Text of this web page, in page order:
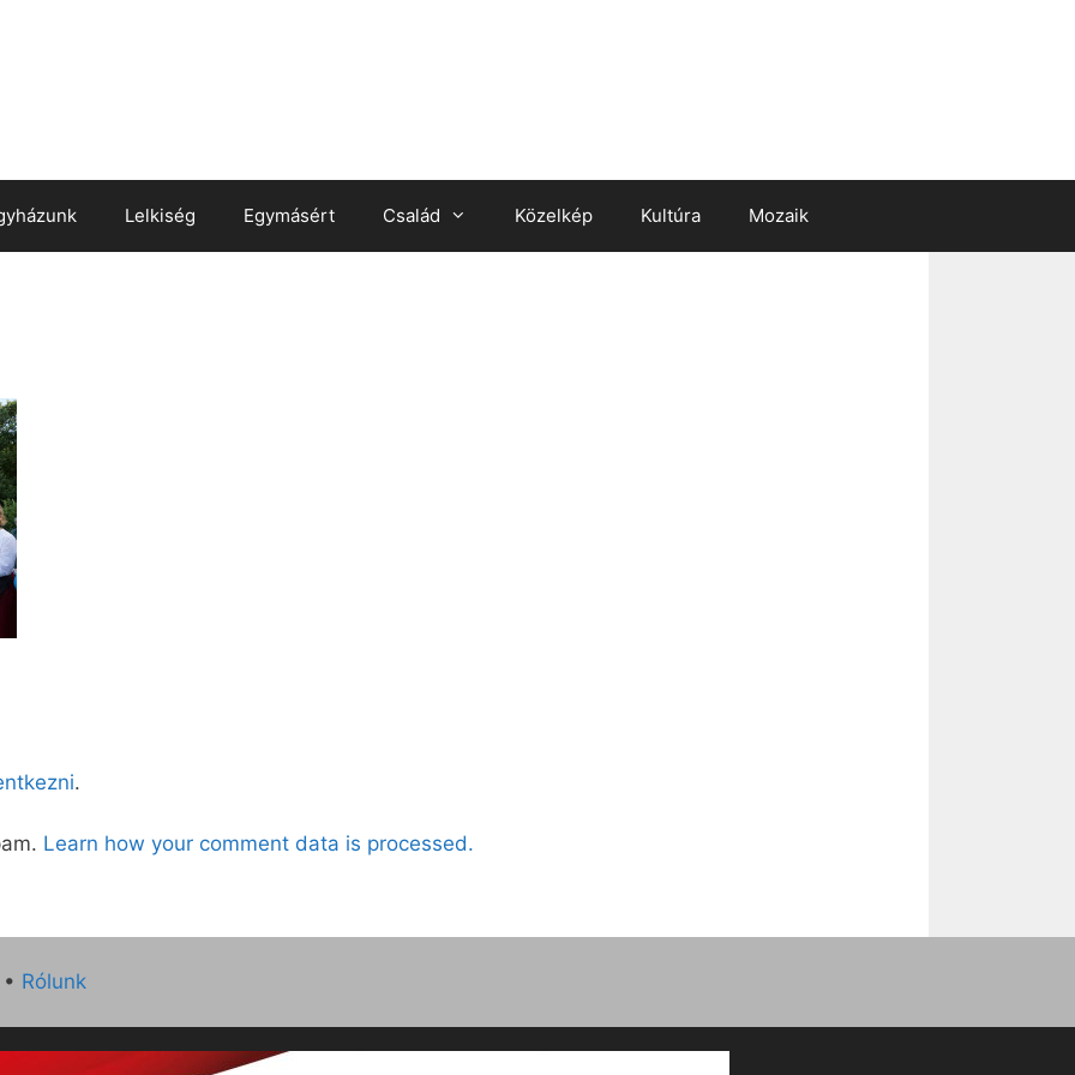
Lelkiség Egymásért Család Közelkép Kultúra Mozaik
.
Learn how your comment data is processed.
• Rólunk